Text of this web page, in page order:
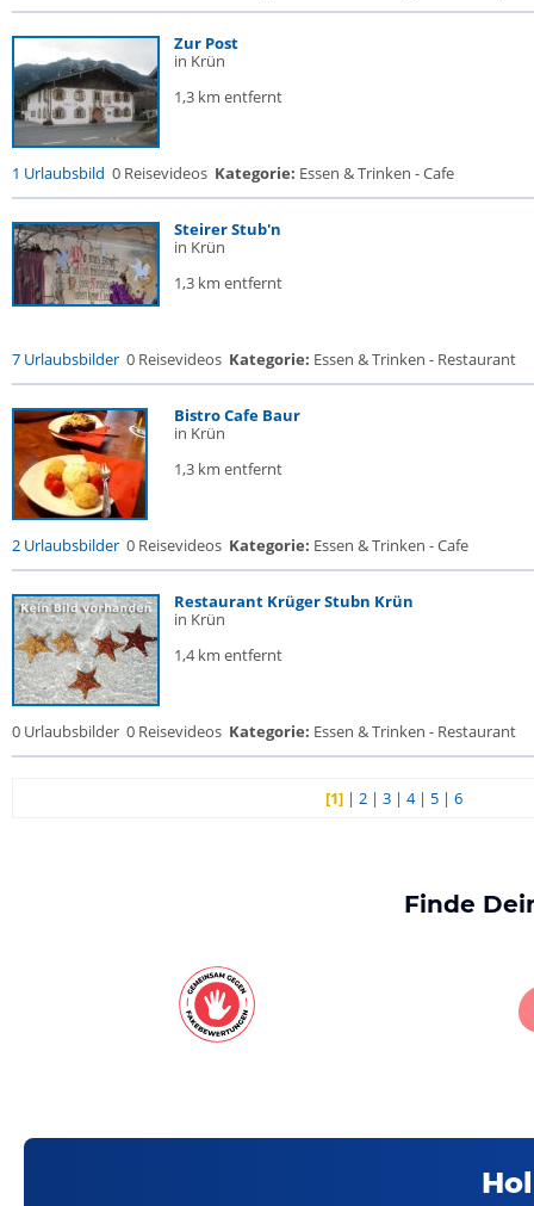
Zur Post
in Krün
1,3 km entfernt
1 Urlaubsbild 0 Reisevideos Kategorie: Essen & Trinken - Cafe
Steirer Stub'n
in Krün
1,3 km entfernt
7 Urlaubsbilder 0 Reisevideos Kategorie: Essen & Trinken - Restaurant
Bistro Cafe Baur
in Krün
1,3 km entfernt
2 Urlaubsbilder 0 Reisevideos Kategorie: Essen & Trinken - Cafe
Restaurant Krüger Stubn Krün
in Krün
1,4 km entfernt
0 Urlaubsbilder 0 Reisevideos Kategorie: Essen & Trinken - Restaurant
[1] |2 |3 |4| 5 |6
Finde